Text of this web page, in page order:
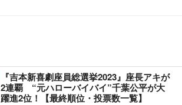
『吉本新喜劇座員総選挙2023』座長アキが
2連覇 “元ハローバイバイ”千葉公平が大
躍進2位！【最終順位・投票数一覧】